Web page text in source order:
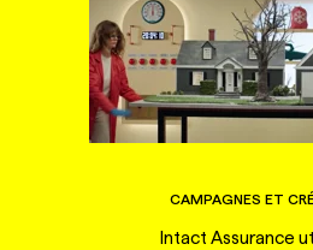
CAMPAGNES ET
Intact Assurance